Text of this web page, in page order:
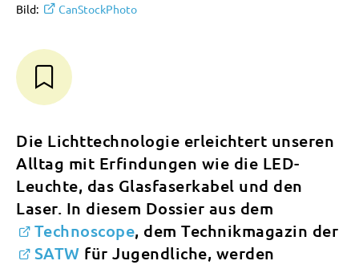
Bild: CanStockPhoto
Die Lichttechnologie erleichtert unseren
Alltag mit Erfindungen wie die LED-
Leuchte, das Glasfaserkabel und den
Laser. In diesem Dossier aus dem
Technoscope, dem Technikmagazin der
SATW für Jugendliche, werden